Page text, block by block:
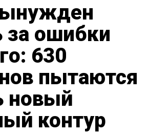
за ошибки
630
пытаются
новый
контур